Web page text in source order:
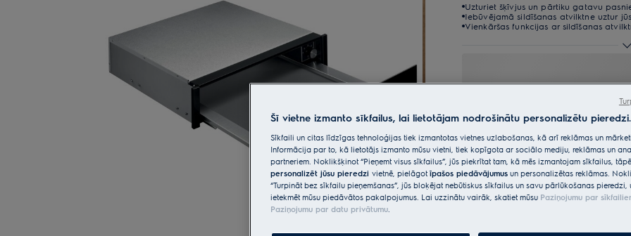
Uzturiet šķīvjus un pārtiku gatavu
Iebūvējamā sildīšanas atvilktne uztur
Vienkāršas funkcijas ar sildīšanas
*Produkta lapas galerijā
paredzēti tikai ilustratīviem
neatspoguļo šo modeli.
Šī vietne izmanto sīkfailus, lai lietotājam nodrošinātu personalizētu pieredzi.
Sīkfaili un citas līdzīgas tehnoloģijas tiek izmantotas vietnes uzlabošanas, kā arī reklāmas un
Informācija par to, kā lietotājs izmanto mūsu vietni, tiek kopīgota ar sociālo mediju, reklāmas un
partneriem. Noklikšķinot “Pieņemt visus sīkfailus”, jūs piekrītat tam, kā mēs izmantojam sīkfailus,
personalizēt jūsu pieredzi vietnē, pielāgot īpašos piedāvājumus un personalizētas reklāmas.
“Turpināt bez sīkfailu pieņemšanas”, jūs bloķējat nebūtiskus sīkfailus un savu pārlūkošanas pieredzi,
ietekmēt mūsu piedāvātos pakalpojumus. Lai uzzinātu vairāk, skatiet mūsu Paziņojumu par
Paziņojumu par datu privātumu.